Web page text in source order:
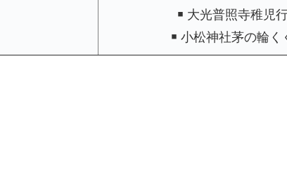
￭ 大光普照寺稚児
￭ 小松神社茅の輪く